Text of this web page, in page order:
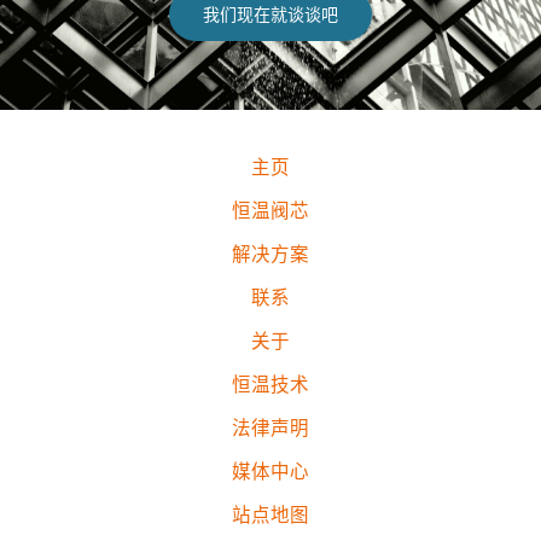
我们现在就谈谈吧
主页
恒温阀芯
解决方案
联系
关于
恒温技术
法律声明
媒体中心
站点地图